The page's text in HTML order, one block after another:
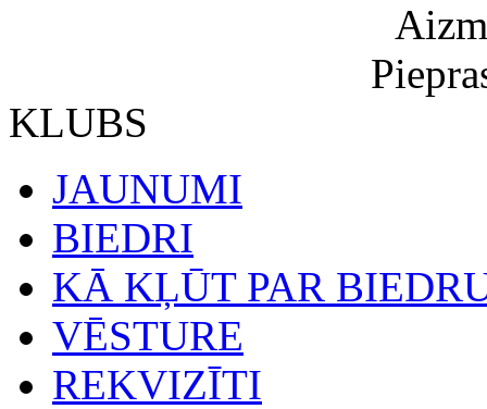
KLUBS
JAUNUMI
BIEDRI
KĀ KĻŪT PAR
VĒSTURE
REKVIZĪTI